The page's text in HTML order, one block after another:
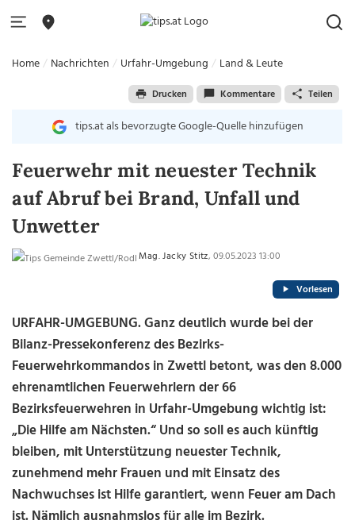
Home Nachrichten Urfahr-Umgebung Land & Leute
Drucken Kommentare Teilen
tips.at als bevorzugte Google-Quelle hinzufügen
Feuerwehr mit neuester Technik
auf Abruf bei Brand, Unfall und
Unwetter
Mag. Jacky Stitz, 09.05.2023 13:00
Vorlesen
URFAHR-UMGEBUNG.Ganz deutlich wurde bei der
Bilanz-Pressekonferenz des Bezirks-
Feuerwehrkommandos in Zwettl betont, was den 8.000
ehrenamtlichen Feuerwehrlern der 66
Bezirksfeuerwehren in Urfahr-Umgebung wichtig ist:
„Die Hilfe am Nächsten.“ Und so soll es auch künftig
bleiben, mit Unterstützung neuester Technik,
zunehmend mehr Frauen und mit Einsatz des
Nachwuchses ist Hilfe garantiert, wenn Feuer am Dach
ist. Nämlich ausnahmslos für alle im Bezirk.